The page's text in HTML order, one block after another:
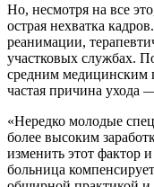
Но, несмотря на все
острая нехватка
реанимации,
участковых службах.
средним медицинским
частая причина ухода
«Нередко молодые
более высоким
изменить этот фактор
больница